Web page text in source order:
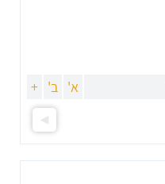
א' ב' +